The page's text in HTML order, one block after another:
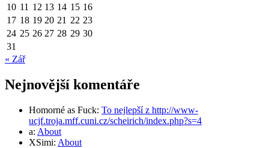
10 11 12 13 14 15 16
17 18 19 20 21 22 23
24 25 26 27 28 29 30
31
« Zář
Nejnovější komentáře
Homorné as Fuck: To nejlepší z http://www-
ucjf.troja.mff.cuni.cz/scheirich/index.php?s=4
a: About
XSimi: About